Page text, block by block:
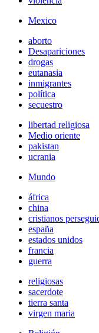
Mexico
aborto
Desapariciones
drogas
eutanasia
inmigrantes
política
secuestro
libertad religiosa
Medio oriente
pakistan
ucrania
Mundo
áfrica
china
cristianos
españa
estados unidos
francia
guerra
religiosas
sacerdote
tierra santa
virgen maria